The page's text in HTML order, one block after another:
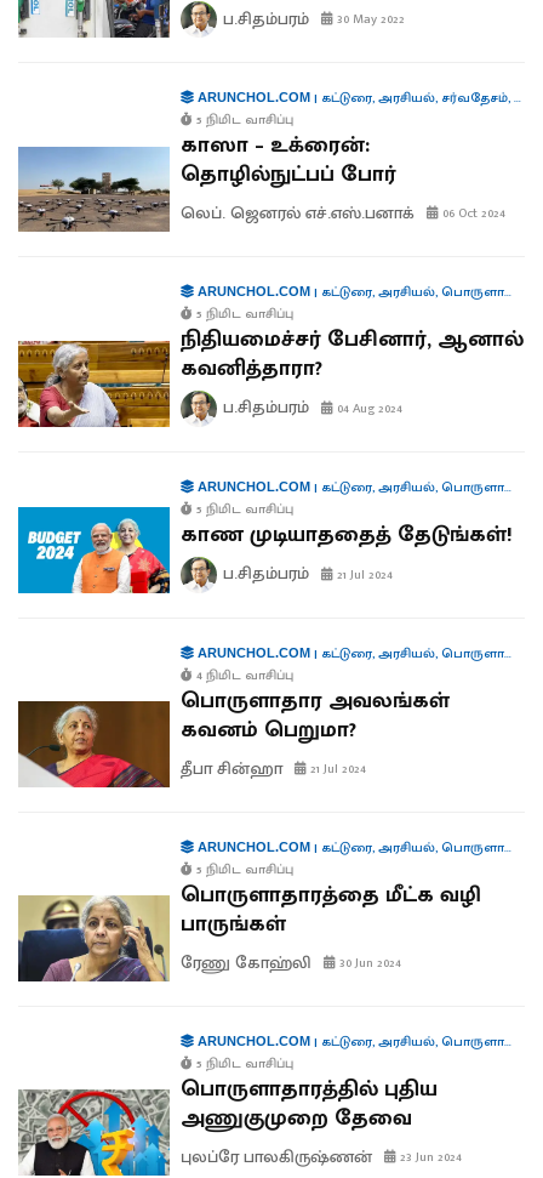
ப.சிதம்பரம் 30 May 2022
ARUNCHOL.COM| கட்டுரை,அரசியல், சர்வதேசம்,
5 நிமிட வாசிப்பு
காஸா – உக்ரைன்:
தொழில்நுட்பப் போர்
லெப். ஜெனரல் எச்.எஸ்.பனாக் 06 Oct 2024
ARUNCHOL.COM| கட்டுரை,அரசியல்,பொருளாதாரம்
5 நிமிட வாசிப்பு
நிதியமைச்சர் பேசினார், ஆனால்
கவனித்தாரா?
ப.சிதம்பரம் 04 Aug 2024
ARUNCHOL.COM| கட்டுரை,அரசியல்,பொருளாதாரம்
5 நிமிட வாசிப்பு
காண முடியாததைத் தேடுங்கள்!
ப.சிதம்பரம் 21 Jul 2024
ARUNCHOL.COM| கட்டுரை,அரசியல்,பொருளாதாரம்
4 நிமிட வாசிப்பு
பொருளாதார அவலங்கள்
கவனம் பெறுமா?
தீபா சின்ஹா 21 Jul 2024
ARUNCHOL.COM| கட்டுரை,அரசியல்,பொருளாதாரம்
5 நிமிட வாசிப்பு
பொருளாதாரத்தை மீட்க வழி
பாருங்கள்
ரேணு கோஹ்லி 30 Jun 2024
ARUNCHOL.COM| கட்டுரை,அரசியல்,பொருளாதாரம்
5 நிமிட வாசிப்பு
பொருளாதாரத்தில் புதிய
அணுகுமுறை தேவை
புலப்ரே பாலகிருஷ்ணன் 23 Jun 2024